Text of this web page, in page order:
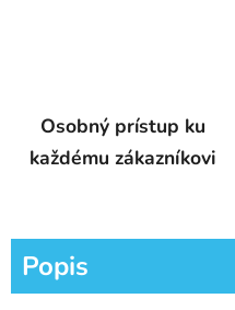
Osobný prístup ku
každému zákazníkovi
Popis